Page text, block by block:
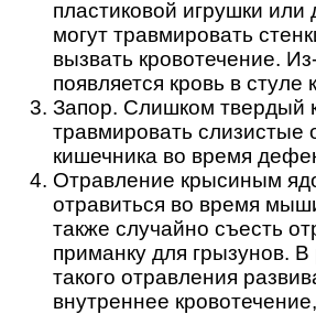
пластиковой игрушки или
могут травмировать
вызвать кровотечение.
появляется кровь в стуле
Запор. Слишком твердый
травмировать слизистые
кишечника во время
Отравление крысиным
отравиться во время
также случайно съесть
приманку для грызунов. В
такого отравления
внутреннее